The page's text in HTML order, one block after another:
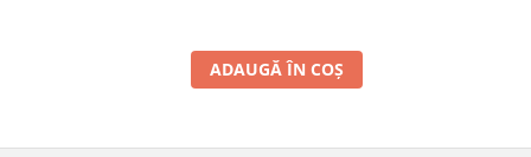
ADAUGĂ ÎN COȘ